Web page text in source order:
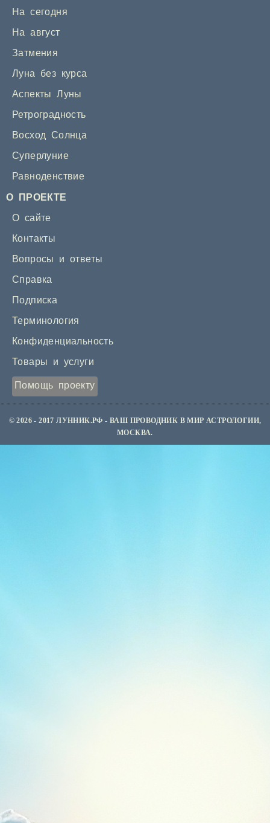
На сегодня
На август
Затмения
Луна без курса
Аспекты Луны
Ретроградность
Восход Солнца
Суперлуние
Равноденствие
О ПРОЕКТЕ
О сайте
Контакты
Вопросы и ответы
Справка
Подписка
Терминология
Конфиденциальность
Товары и услуги
Помощь проекту
© 2026 - 2017 ЛУННИК.РФ - ВАШ ПРОВОДНИК В МИР АСТРОЛОГИИ,
МОСКВА.